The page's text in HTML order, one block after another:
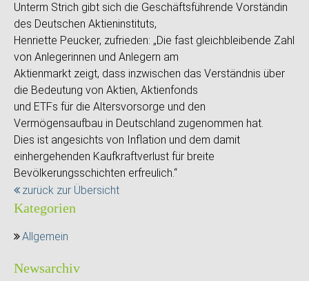
Unterm Strich gibt sich die Geschäftsführende Vorständin
des Deutschen Aktieninstituts,
Henriette Peucker, zufrieden: „Die fast gleichbleibende Zahl
von Anlegerinnen und Anlegern am
Aktienmarkt zeigt, dass inzwischen das Verständnis über
die Bedeutung von Aktien, Aktienfonds
und ETFs für die Altersvorsorge und den
Vermögensaufbau in Deutschland zugenommen hat.
Dies ist angesichts von Inflation und dem damit
einhergehenden Kaufkraftverlust für breite
Bevölkerungsschichten erfreulich.“
zurück zur Übersicht
Kategorien
Allgemein
Newsarchiv